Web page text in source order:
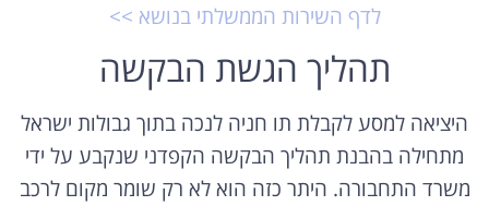
לדף השירות הממשלתי בנושא >>
תהליך הגשת הבקשה
היציאה למסע לקבלת תו חניה לנכה בתוך גבולות ישראל
מתחילה בהבנת תהליך הבקשה הקפדני שנקבע על ידי
משרד התחבורה. היתר כזה הוא לא רק שומר מקום לרכב